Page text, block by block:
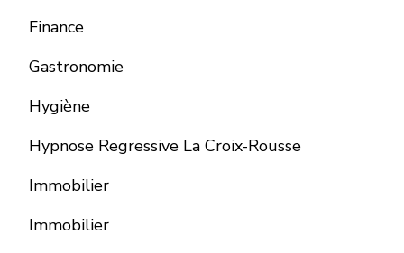
Finance
Gastronomie
Hygiène
Hypnose Regressive La Croix-Rousse
Immobilier
Immobilier